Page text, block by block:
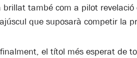
brillat també com a pilot revelació
que suposarà competir la
el títol més esperat de